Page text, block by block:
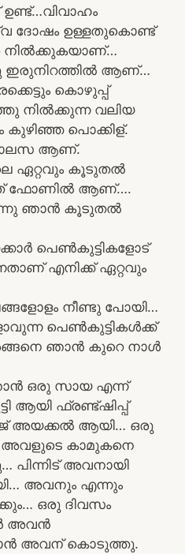
ഉണ്ട്…വിവാഹം
ദോഷം ഉള്ളതുകൊണ്ട്
നിൽക്കുകയാണ്…
ഇരുനിറത്തിൽ ആണ്…
കൊഴുപ്പ്
നിൽക്കുന്ന വലിയ
കുഴിഞ്ഞ പൊക്കിള്.
ആണ്.
ഏറ്റവും കൂടുതൽ
ഫോണിൽ ആണ്….
ഞാൻ കൂടുതൽ
പെൺകുട്ടികളോട്
എനിക്ക് ഏറ്റവും
നീണ്ടു പോയി…
പെൺകുട്ടികൾക്ക്
ഞാൻ കുറെ നാൾ
ഒരു സായ എന്ന്
ആയി ഫ്രണ്ട്ഷിപ്പ്
അയക്കൽ ആയി… ഒരു
അവളുടെ കാമുകനെ
പിന്നിട് അവനായി
അവനും എന്നും
ഒരു ദിവസം
അവൻ
അവന് കൊടുത്തു.